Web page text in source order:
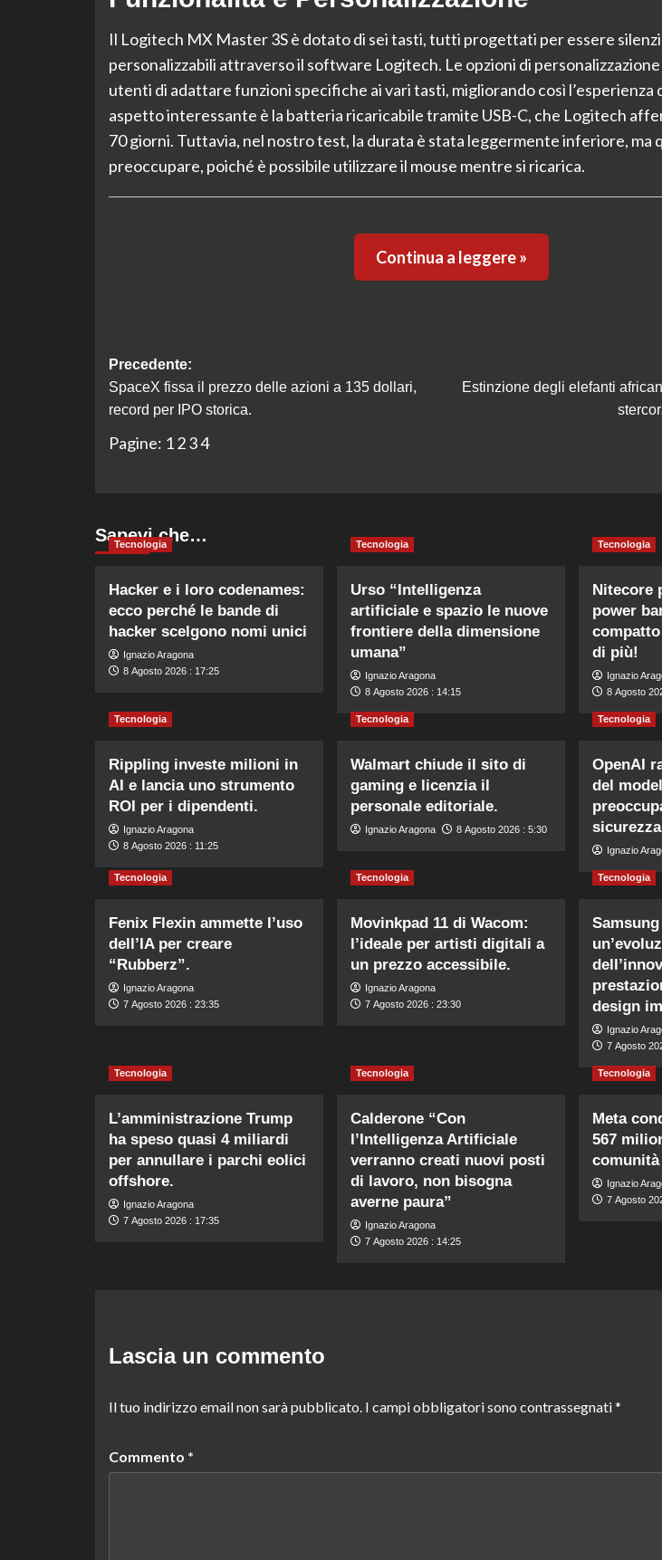
Il Logitech MX Master 3S è dotato di sei tasti, tutti progettati per essere
personalizzabili attraverso il software Logitech. Le opzioni di
utenti di adattare funzioni specifiche ai vari tasti, migliorando così l’esperienza
aspetto interessante è la batteria ricaricabile tramite USB-C, che Logitech
70 giorni. Tuttavia, nel nostro test, la durata è stata leggermente inferiore, ma
preoccupare, poiché è possibile utilizzare il mouse mentre si ricarica.
Continua a leggere »
Navigazione
articolo
Precedente:
SpaceX fissa il prezzo delle azioni a 135 dollari,
record per IPO storica.
Estinzione degli elefanti
Pagine: 1 2 34
Sapevi che…
Tecnologia
Hacker e i loro codenames:
ecco perché le bande di
hacker scelgono nomi unici
Ignazio Aragona
8 Agosto 2026 : 17:25
Tecnologia
Urso “Intelligenza
artificiale e spazio le nuove
frontiere della dimensione
umana”
Ignazio Aragona
8 Agosto 2026 : 14:15
Tecnologia
Nitecore
power
di più!
Ignazio
8 Agosto
Tecnologia
Rippling investe milioni in
AI e lancia uno strumento
ROI per i dipendenti.
Ignazio Aragona
8 Agosto 2026 : 11:25
Tecnologia
Walmart chiude il sito di
gaming e licenzia il
personale editoriale.
Ignazio Aragona 8 Agosto 2026 : 5:30
Tecnologia
OpenAI
del
Ignazio
Tecnologia
Fenix Flexin ammette l’uso
dell’IA per creare
“Rubberz”.
Ignazio Aragona
7 Agosto 2026 : 23:35
Tecnologia
Movinkpad 11 di Wacom:
l’ideale per artisti digitali a
un prezzo accessibile.
Ignazio Aragona
7 Agosto 2026 : 23:30
Tecnologia
design
Ignazio
7 Agosto
Tecnologia
L’amministrazione Trump
ha speso quasi 4 miliardi
per annullare i parchi eolici
offshore.
Ignazio Aragona
7 Agosto 2026 : 17:35
Tecnologia
Calderone “Con
l’Intelligenza Artificiale
verranno creati nuovi posti
di lavoro, non bisogna
averne paura”
Ignazio Aragona
7 Agosto 2026 : 14:25
Tecnologia
Meta
567
Ignazio
7 Agosto
Lascia un commento
Il tuo indirizzo email non sarà pubblicato. I campi obbligatori sono contrassegnati*
Commento *